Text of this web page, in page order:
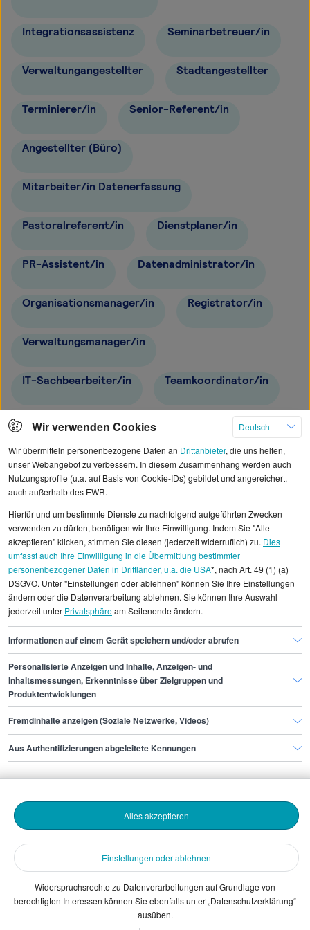
Integrationsassistenz Seminarbetreuer/in
Verwaltungangestellter Stadtangestellter
Terminierer/in Senior-Referent/in
Angestellter (Büro)
Mitarbeiter/in Datenerfassung
Pastoralreferent/in Dienstplaner/in
PR-Assistent/in Datenadministrator/in
Organisationsmanager/in Registrator/in
Verwaltungsmanager/in
IT-Sachbearbeiter/in Teamkoordinator/in
statistischen Erhebungen durch StepStone. Es sind
Durchschnittswerte und die Angaben können nicht
einzelnen Stellenangeboten zugeordnet werden.
Gehaltsinformationen
Administration
Referent/in Führungskräfteentwicklung
Finde den Job,
der zu dir passt.
Bewerbende
The Stepstone Group GmbH © 2026
Wir verwenden Cookies
Deutsch
Wir übermitteln personenbezogene Daten an Drittanbieter, die uns helfen,
unser Webangebot zu verbessern. In diesem Zusammenhang werden auch
Nutzungsprofile (u.a. auf Basis von Cookie-IDs) gebildet und angereichert,
auch außerhalb des EWR.
Hierfür und um bestimmte Dienste zu nachfolgend aufgeführten Zwecken
verwenden zu dürfen, benötigen wir Ihre Einwilligung. Indem Sie "Alle
akzeptieren" klicken, stimmen Sie diesen (jederzeit widerruflich) zu. Dies
umfasst auch Ihre Einwilligung in die Übermittlung bestimmter
personenbezogener Daten in Drittländer, u.a. die USA*, nach Art. 49 (1) (a)
DSGVO. Unter "Einstellungen oder ablehnen" können Sie Ihre Einstellungen
ändern oder die Datenverarbeitung ablehnen. Sie können Ihre Auswahl
jederzeit unter Privatsphäream Seitenende ändern.
Informationen auf einem Gerät speichern und/oder abrufen
Personalisierte Anzeigen und Inhalte, Anzeigen- und
Inhaltsmessungen, Erkenntnisse über Zielgruppen und
Produktentwicklungen
Fremdinhalte anzeigen (Soziale Netzwerke, Videos)
Aus Authentifizierungen abgeleitete Kennungen
Einstellungen oder ablehnen
Alles akzeptieren
Widerspruchsrechte zu Datenverarbeitungen auf Grundlage von
berechtigten Interessen können Sie ebenfalls unter „Datenschutzerklärung“
ausüben.